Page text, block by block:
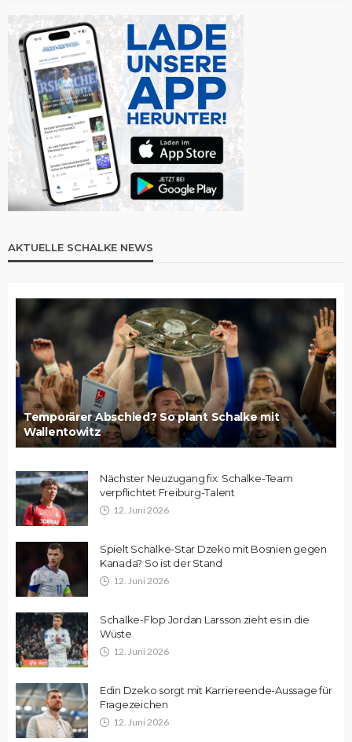
AKTUELLE SCHALKE NEWS
Temporärer Abschied? So plant Schalke mit
Wallentowitz
Nächster Neuzugang fix: Schalke-Team
verpflichtet Freiburg-Talent
12. Juni 2026
Spielt Schalke-Star Dzeko mit Bosnien gegen
Kanada? So ist der Stand
12. Juni 2026
Schalke-Flop Jordan Larsson zieht es in die
Wüste
12. Juni 2026
Edin Dzeko sorgt mit Karriereende-Aussage für
Fragezeichen
12. Juni 2026